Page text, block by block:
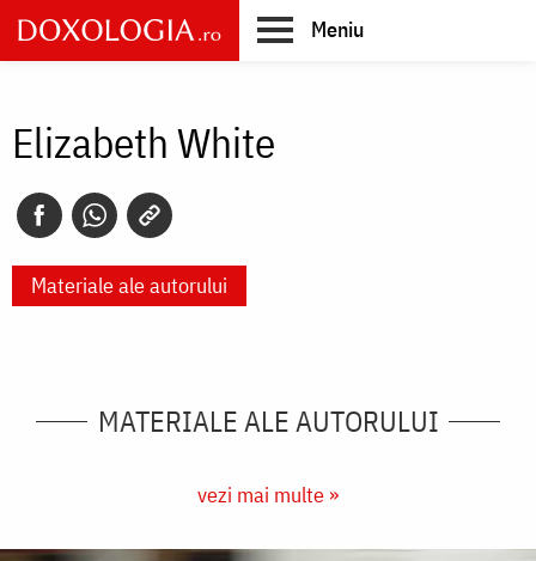
Skip
to
main
Meniu
Elizabeth White
Materiale ale autorului
MATERIALE ALE AUTORULUI
vezi mai multe »